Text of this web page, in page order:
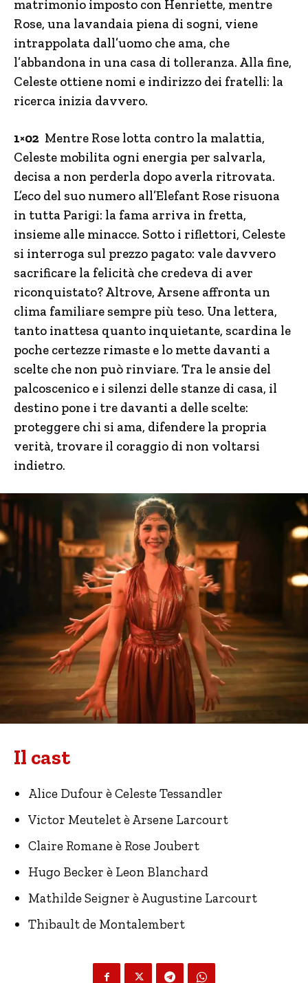
matrimonio imposto con Henriette, mentre
Rose, una lavandaia piena di sogni, viene
intrappolata dall’uomo che ama, che
l’abbandona in una casa di tolleranza. Alla fine,
Celeste ottiene nomi e indirizzo dei fratelli: la
ricerca inizia davvero.
1×02 Mentre Rose lotta contro la malattia,
Celeste mobilita ogni energia per salvarla,
decisa a non perderla dopo averla ritrovata.
L’eco del suo numero all’Elefant Rose risuona
in tutta Parigi: la fama arriva in fretta,
insieme alle minacce. Sotto i riflettori, Celeste
si interroga sul prezzo pagato: vale davvero
sacrificare la felicità che credeva di aver
riconquistato? Altrove, Arsene affronta un
clima familiare sempre più teso. Una lettera,
tanto inattesa quanto inquietante, scardina le
poche certezze rimaste e lo mette davanti a
scelte che non può rinviare. Tra le ansie del
palcoscenico e i silenzi delle stanze di casa, il
destino pone i tre davanti a delle scelte:
proteggere chi si ama, difendere la propria
verità, trovare il coraggio di non voltarsi
indietro.
Il cast
Alice Dufour è Celeste Tessandler
Victor Meutelet è Arsene Larcourt
Claire Romane è Rose Joubert
Hugo Becker è Leon Blanchard
Mathilde Seigner è Augustine Larcourt
Thibault de Montalembert